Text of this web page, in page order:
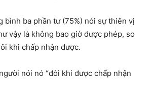
bình ba phần tư (75%) nói sự thiên vị
vậy là không bao giờ được phép, so
khi chấp nhận được.
nói nó “đôi khi được chấp nhận